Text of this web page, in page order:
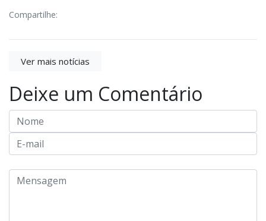
Compartilhe:
Ver mais notícias
Deixe um Comentário